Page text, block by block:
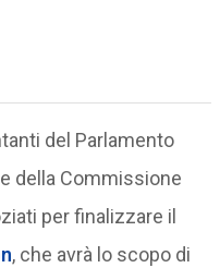
del Parlamento
della Commissione
per finalizzare il
, che avrà lo scopo di